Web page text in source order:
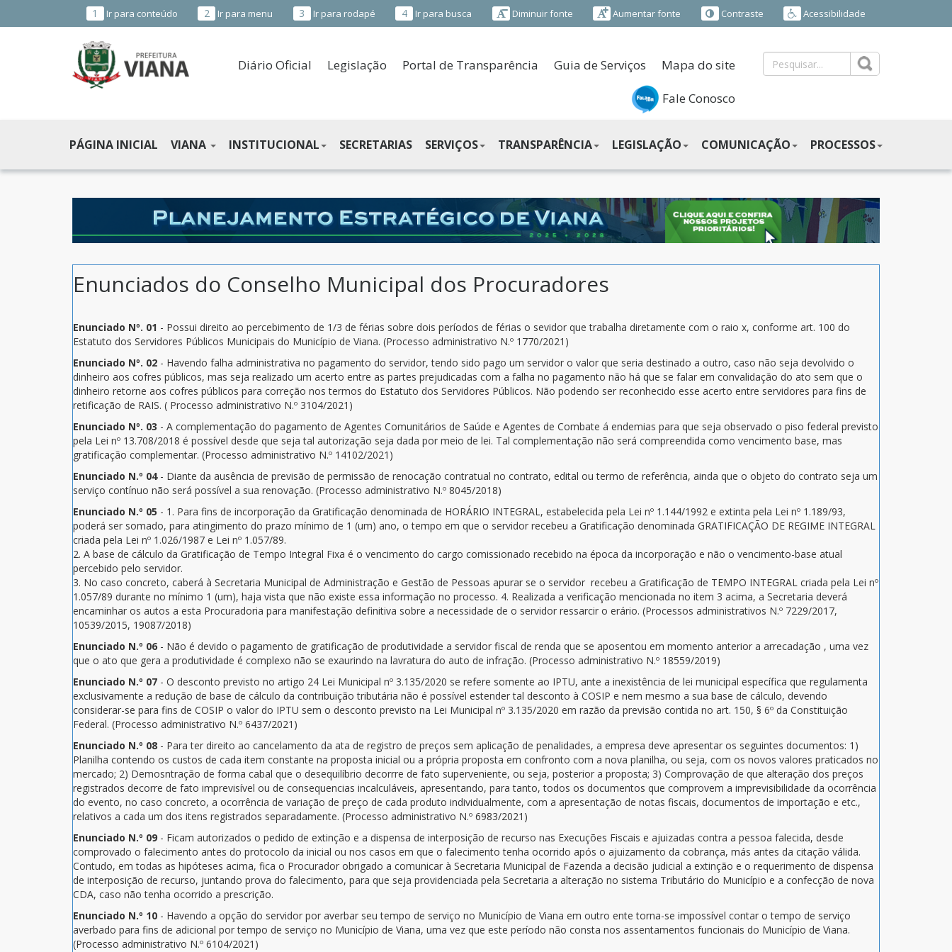
1 Ir para conteúdo 2 Ir para menu 3 Ir para rodapé 4 Ir para busca Diminuir fonte Aumentar fonte Contraste Acessibilidade
MUNICIPAL
DE
VIANA
ES
Diário Oficial Legislação Portal de Transparência Guia de Serviços Mapa do site
Fale Conosco
PÁGINA INICIAL VIANA INSTITUCIONAL SECRETARIAS SERVIÇOS TRANSPARÊNCIA LEGISLAÇÃO COMUNICAÇÃO PROCESSOS
Enunciados do Conselho Municipal dos Procuradores
Enunciado Nº. 01 - Possui direito ao percebimento de 1/3 de férias sobre dois períodos de férias o sevidor que trabalha diretamente com o raio x, conforme art. 100 do
Estatuto dos Servidores Públicos Municipais do Município de Viana. (Processo administrativo N.º 1770/2021)
Enunciado Nº. 02 - Havendo falha administrativa no pagamento do servidor, tendo sido pago um servidor o valor que seria destinado a outro, caso não seja devolvido o
dinheiro aos cofres públicos, mas seja realizado um acerto entre as partes prejudicadas com a falha no pagamento não há que se falar em convalidação do ato sem que o
dinheiro retorne aos cofres públicos para correção nos termos do Estatuto dos Servidores Públicos. Não podendo ser reconhecido esse acerto entre servidores para fins de
retificação de RAIS. ( Processo administrativo N.º 3104/2021)
Enunciado Nº. 03 - A complementação do pagamento de Agentes Comunitários de Saúde e Agentes de Combate á endemias para que seja observado o piso federal previsto
pela Lei nº 13.708/2018 é possível desde que seja tal autorização seja dada por meio de lei. Tal complementação não será compreendida como vencimento base, mas
gratificação complementar. (Processo administrativo N.º 14102/2021)
Enunciado N.º 04- Diante da ausência de previsão de permissão de renocação contratual no contrato, edital ou termo de referência, ainda que o objeto do contrato seja um
serviço contínuo não será possível a sua renovação. (Processo administrativo N.º 8045/2018)
Enunciado N.º 05 - 1. Para fins de incorporação da Gratificação denominada de HORÁRIO INTEGRAL, estabelecida pela Lei nº 1.144/1992 e extinta pela Lei nº 1.189/93,
poderá ser somado, para atingimento do prazo mínimo de 1 (um) ano, o tempo em que o servidor recebeu a Gratificação denominada GRATIFICAÇÃO DE REGIME INTEGRAL
criada pela Lei nº 1.026/1987 e Lei nº 1.057/89.
2. A base de cálculo da Gratificação de Tempo Integral Fixa é o vencimento do cargo comissionado recebido na época da incorporação e não o vencimento-base atual
percebido pelo servidor.
3. No caso concreto, caberá à Secretaria Municipal de Administração e Gestão de Pessoas apurar se o servidor recebeu a Gratificação de TEMPO INTEGRAL criada pela Lei nº
1.057/89 durante no mínimo 1 (um), haja vista que não existe essa informação no processo. 4. Realizada a verificação mencionada no item 3 acima, a Secretaria deverá
encaminhar os autos a esta Procuradoria para manifestação definitiva sobre a necessidade de o servidor ressarcir o erário. (Processos administrativos N.º 7229/2017,
10539/2015, 19087/2018)
Enunciado N.º 06 - Não é devido o pagamento de gratificação de produtividade a servidor fiscal de renda que se aposentou em momento anterior a arrecadação , uma vez
que o ato que gera a produtividade é complexo não se exaurindo na lavratura do auto de infração. (Processo administrativo N.º 18559/2019)
Enunciado N.º 07 - O desconto previsto no artigo 24 Lei Municipal nº 3.135/2020 se refere somente ao IPTU, ante a inexistência de lei municipal específica que regulamenta
exclusivamente a redução de base de cálculo da contribuição tributária não é possível estender tal desconto à COSIP e nem mesmo a sua base de cálculo, devendo
considerar-se para fins de COSIP o valor do IPTU sem o desconto previsto na Lei Municipal nº 3.135/2020 em razão da previsão contida no art. 150, § 6º da Constituição
Federal. (Processo administrativo N.º 6437/2021)
Enunciado N.º 08 - Para ter direito ao cancelamento da ata de registro de preços sem aplicação de penalidades, a empresa deve apresentar os seguintes documentos: 1)
Planilha contendo os custos de cada item constante na proposta inicial ou a própria proposta em confronto com a nova planilha, ou seja, com os novos valores praticados no
mercado; 2) Demosntração de forma cabal que o desequilíbrio decorrre de fato superveniente, ou seja, posterior a proposta; 3) Comprovação de que alteração dos preços
registrados decorre de fato imprevisível ou de consequencias incalculáveis, apresentando, para tanto, todos os documentos que comprovem a imprevisibilidade da ocorrência
do evento, no caso concreto, a ocorrência de variação de preço de cada produto individualmente, com a apresentação de notas fiscais, documentos de importação e etc.,
relativos a cada um dos itens registrados separadamente. (Processo administrativo N.º 6983/2021)
Enunciado N.º 09 - Ficam autorizados o pedido de extinção e a dispensa de interposição de recurso nas Execuções Fiscais e ajuizadas contra a pessoa falecida, desde
comprovado o falecimento antes do protocolo da inicial ou nos casos em que o falecimento tenha ocorrido após o ajuizamento da cobrança, más antes da citação válida.
Contudo, em todas as hipóteses acima, fica o Procurador obrigado a comunicar à Secretaria Municipal de Fazenda a decisão judicial a extinção e o requerimento de dispensa
de interposição de recurso, juntando prova do falecimento, para que seja providenciada pela Secretaria a alteração no sistema Tributário do Município e a confecção de nova
CDA, caso não tenha ocorrido a prescrição.
Enunciado N.º 10 - Havendo a opção do servidor por averbar seu tempo de serviço no Município de Viana em outro ente torna-se impossível contar o tempo de serviço
averbado para fins de adicional por tempo de serviço no Município de Viana, uma vez que este período não consta nos assentamentos funcionais do Município de Viana.
(Processo administrativo N.º 6104/2021)